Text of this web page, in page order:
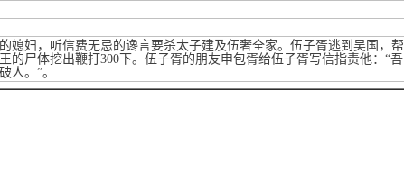
媳妇，听信费无忌的谗言要杀太子建及伍奢全家。伍子胥逃到吴国，帮
的尸体挖出鞭打300下。伍子胥的朋友申包胥给伍子胥写信指责他：“吾
人。”。